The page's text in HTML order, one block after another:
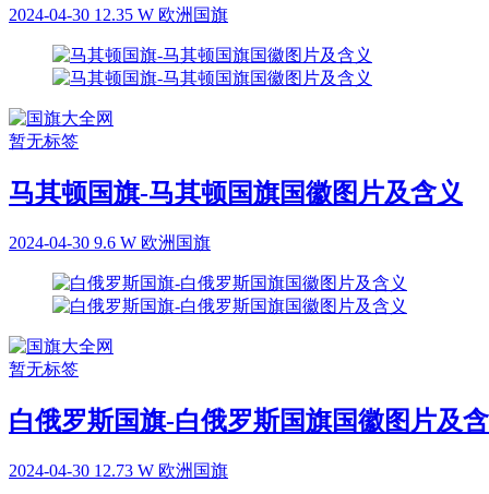
2024-04-30 12.35 W 欧洲国旗
暂无标签
马其顿国旗-马其顿国旗国徽图片及含义
2024-04-30 9.6 W 欧洲国旗
暂无标签
白俄罗斯国旗-白俄罗斯国旗国徽图片及
2024-04-30 12.73 W 欧洲国旗